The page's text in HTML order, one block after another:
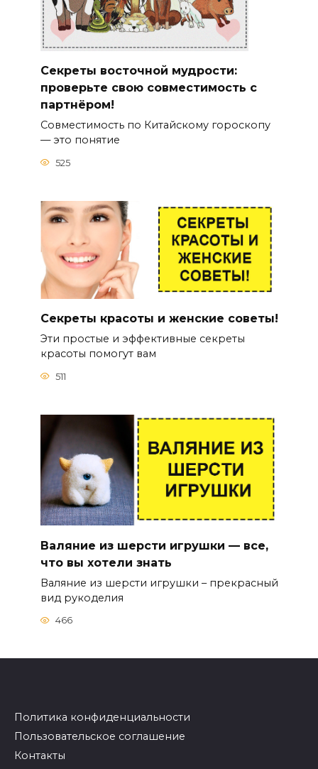
Секреты восточной мудрости:
проверьте свою совместимость с
партнёром!
Совместимость по Китайскому гороскопу
— это понятие
525
Секреты красоты и женские советы!
Эти простые и эффективные секреты
красоты помогут вам
511
Валяние из шерсти игрушки — все,
что вы хотели знать
Валяние из шерсти игрушки – прекрасный
вид рукоделия
466
Политика конфиденциальности
Пользовательское соглашение
Контакты